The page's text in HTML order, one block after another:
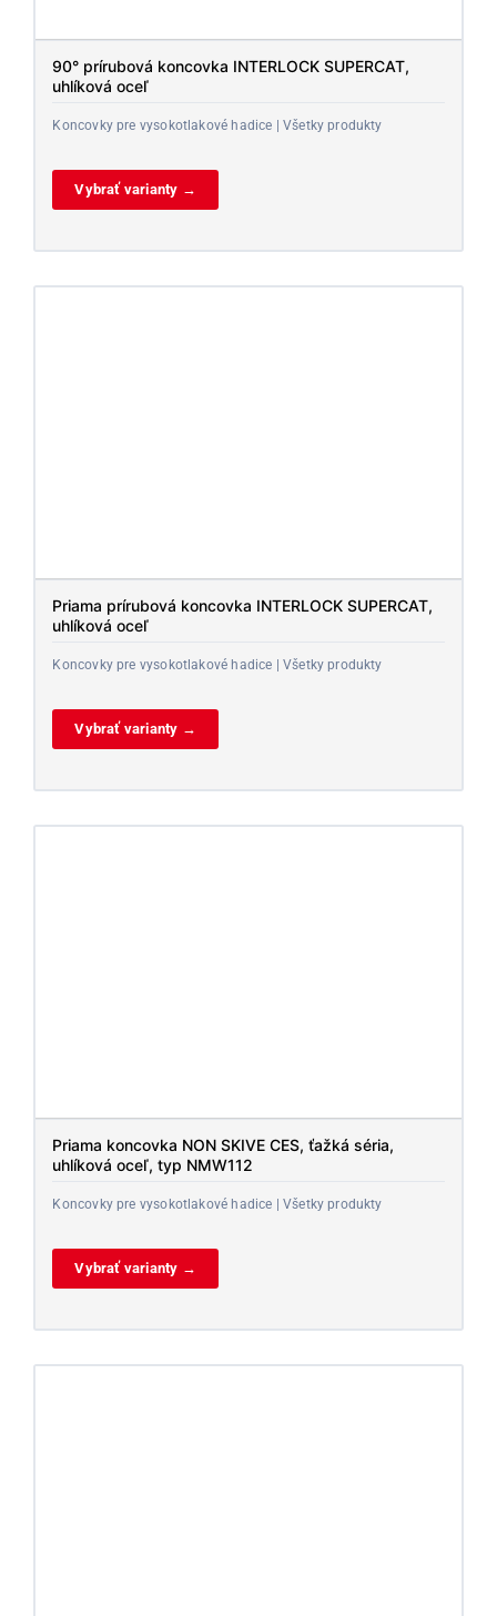
90° prírubová koncovka INTERLOCK SUPERCAT,
uhlíková oceľ
Koncovky pre vysokotlakové hadice | Všetky produkty
Vybrať varianty →
Priama prírubová koncovka INTERLOCK SUPERCAT,
uhlíková oceľ
Koncovky pre vysokotlakové hadice | Všetky produkty
Vybrať varianty →
Priama koncovka NON SKIVE CES, ťažká séria,
uhlíková oceľ, typ NMW112
Koncovky pre vysokotlakové hadice | Všetky produkty
Vybrať varianty →